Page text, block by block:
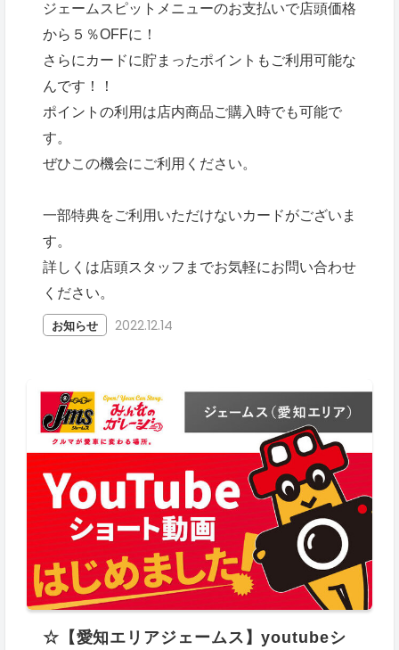
ジェームスピットメニューのお支払いで店頭価格
から５％OFFに！
さらにカードに貯まったポイントもご利用可能な
んです！！
ポイントの利用は店内商品ご購入時でも可能で
す。
ぜひこの機会にご利用ください。
一部特典をご利用いただけないカードがございま
す。
詳しくは店頭スタッフまでお気軽にお問い合わせ
ください。
お知らせ 2022.12.14
☆【愛知エリアジェームス】youtubeシ